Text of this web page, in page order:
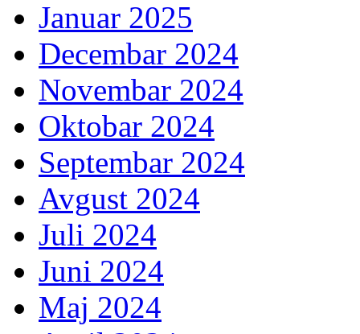
Januar 2025
Decembar 2024
Novembar 2024
Oktobar 2024
Septembar 2024
Avgust 2024
Juli 2024
Juni 2024
Maj 2024